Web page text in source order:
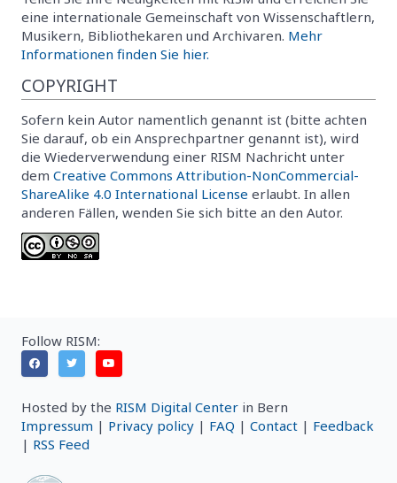
eine internationale Gemeinschaft von Wissenschaftlern,
Musikern, Bibliothekaren und Archivaren. Mehr
Informationen finden Sie hier.
COPYRIGHT
Sofern kein Autor namentlich genannt ist (bitte achten
Sie darauf, ob ein Ansprechpartner genannt ist), wird
die Wiederverwendung einer RISM Nachricht unter
dem Creative Commons Attribution-NonCommercial-
ShareAlike 4.0 International License erlaubt. In allen
anderen Fällen, wenden Sie sich bitte an den Autor.
Follow RISM:
Hosted by the RISM Digital Center in Bern
Impressum | Privacy policy | FAQ | Contact | Feedback
| RSS Feed